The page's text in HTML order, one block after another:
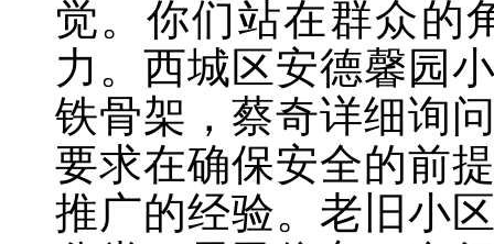
觉。你们站在群众的
力。西城区安德馨园
铁骨架，蔡奇详细询
要求在确保安全的前
推广的经验。老旧小